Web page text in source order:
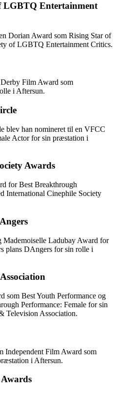
LGBTQ Entertainment
Dorian Award som Rising Star of
of LGBTQ Entertainment Critics.
Film Award som
i Aftersun.
blev han nomineret til en VFCC
Actor for sin præstation i
Awards
for Best Breakthrough
International Cinephile Society
Ladubay Award for
plans DAngers for sin rolle i
som Best Youth Performance og
Performance: Female for sin
Television Association.
Independent Film Award som
i Aftersun.